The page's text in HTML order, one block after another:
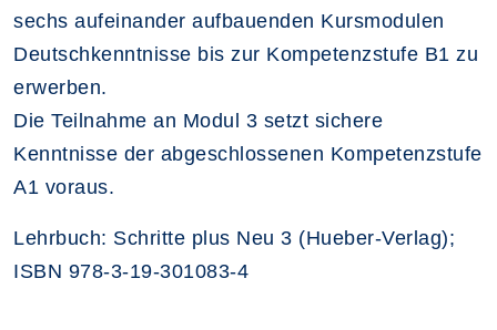
sechs aufeinander aufbauenden Kursmodulen
Deutschkenntnisse bis zur Kompetenzstufe B1 zu
erwerben.
Die Teilnahme an Modul 3 setzt sichere
Kenntnisse der abgeschlossenen Kompetenzstufe
A1 voraus.
Lehrbuch: Schritte plus Neu 3 (Hueber-Verlag);
ISBN 978-3-19-301083-4